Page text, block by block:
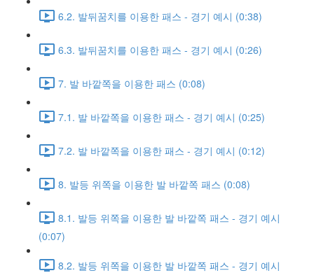
6.2. 발뒤꿈치를 이용한 패스 - 경기 예시 (0:38)
6.3. 발뒤꿈치를 이용한 패스 - 경기 예시 (0:26)
7. 발 바깥쪽을 이용한 패스 (0:08)
7.1. 발 바깥쪽을 이용한 패스 - 경기 예시 (0:25)
7.2. 발 바깥쪽을 이용한 패스 - 경기 예시 (0:12)
8. 발등 위쪽을 이용한 발 바깥쪽 패스 (0:08)
8.1. 발등 위쪽을 이용한 발 바깥쪽 패스 - 경기 예시
(0:07)
8.2. 발등 위쪽을 이용한 발 바깥쪽 패스 - 경기 예시